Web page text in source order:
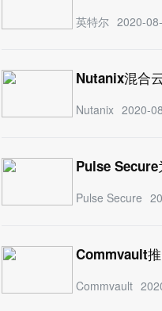
英特尔 2020-
Nutanix混合
Nutanix 2020-
Pulse Secure
Pulse Secure
Commvault
Commvault